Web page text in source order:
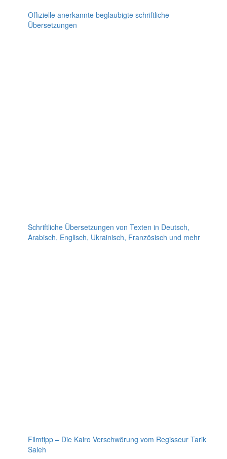
Offizielle anerkannte beglaubigte schriftliche
Übersetzungen
Schriftliche Übersetzungen von Texten in Deutsch,
Arabisch, Englisch, Ukrainisch, Französisch und mehr
Filmtipp – Die Kairo Verschwörung vom Regisseur Tarik
Saleh